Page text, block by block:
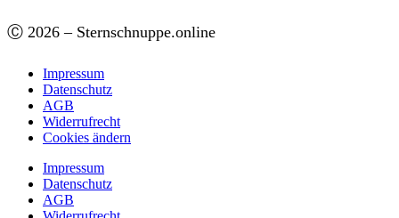
Ⓒ 2026 – Sternschnuppe.online
Impressum
Datenschutz
AGB
Widerrufrecht
Cookies ändern
Impressum
Datenschutz
AGB